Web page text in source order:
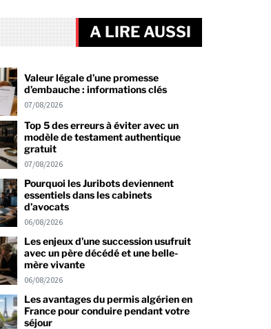
A LIRE AUSSI
Valeur légale d’une promesse
d’embauche : informations clés
07/08/2026
Top 5 des erreurs à éviter avec un
modèle de testament authentique
gratuit
07/08/2026
Pourquoi les Juribots deviennent
essentiels dans les cabinets
d’avocats
06/08/2026
Les enjeux d’une succession usufruit
avec un père décédé et une belle-
mère vivante
06/08/2026
Les avantages du permis algérien en
France pour conduire pendant votre
séjour